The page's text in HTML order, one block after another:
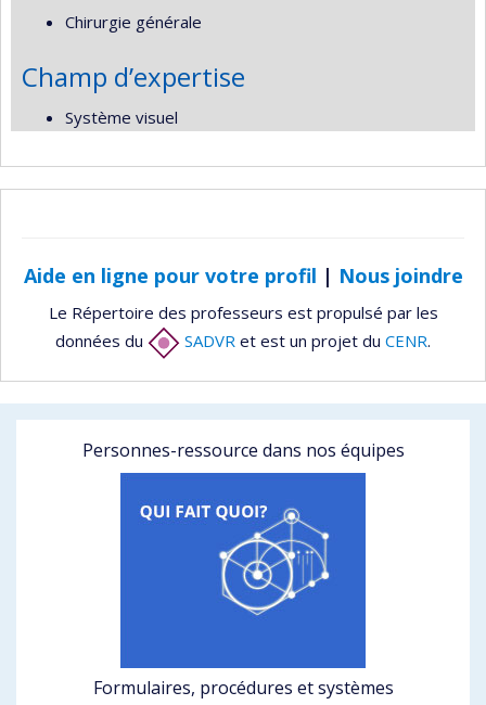
Chirurgie générale
Champ d’expertise
Système visuel
Aide en ligne pour votre profil | Nous joindre
Le Répertoire des professeurs est propulsé par les
données du
SADVR et est un projet du CENR.
Personnes-ressource dans nos équipes
Formulaires, procédures et systèmes